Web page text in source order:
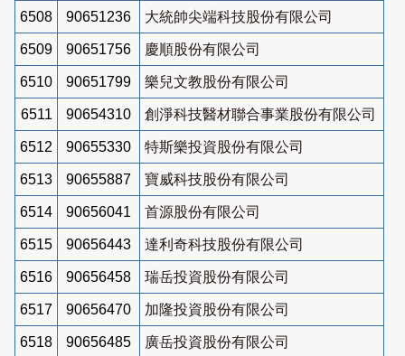
6508 90651236 大統帥尖端科技股份有限公司
6509 90651756 慶順股份有限公司
6510 90651799 樂兒文教股份有限公司
6511 90654310 創淨科技醫材聯合事業股份有限公司
6512 90655330 特斯樂投資股份有限公司
6513 90655887 寶威科技股份有限公司
6514 90656041 首源股份有限公司
6515 90656443 達利奇科技股份有限公司
6516 90656458 瑞岳投資股份有限公司
6517 90656470 加隆投資股份有限公司
6518 90656485 廣岳投資股份有限公司